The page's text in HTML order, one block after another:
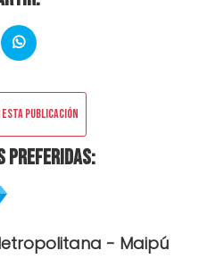
publicación
preferidas:
- Maipú